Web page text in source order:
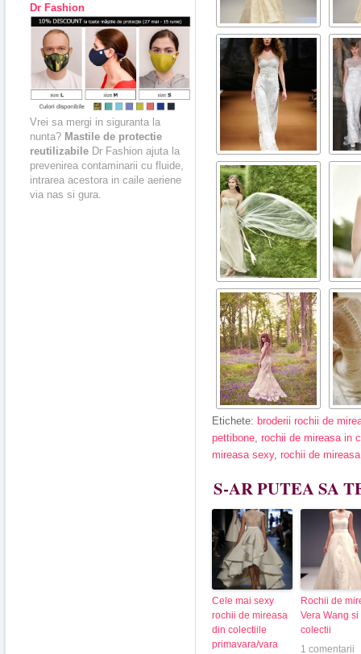
Etichete: broderii rochii de
pettibone, rochii de mireasa in
mireasa sexy, rochii de
S-AR PUTEA SA
Cele mai sexy
rochii de mireasa
din colectiile
primavara/vara
Rochii de
Vera Wang si
colectii
1 comentarii
Dr Fashion
Vrei sa mergi in siguranta la
nunta? Mastile de protectie
reutilizabile Dr Fashion ajuta la
prevenirea contaminarii cu fluide,
intrarea acestora in caile aeriene
via nas si gura.